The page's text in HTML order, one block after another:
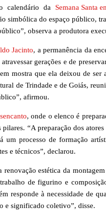
calendário da Semana Santa
simbólica do espaço público,
observa a produtora
Jacinto, a permanência da
gerações e de
mostra que ela deixou de ser
de Trindade e de Goiás,
afirmou.
, onde o elenco é
“A preparação dos
um processo de formação
e técnicos”, declarou.
renovação estética da
de figurino e
responde à necessidade de
e significado coletivo”, disse.